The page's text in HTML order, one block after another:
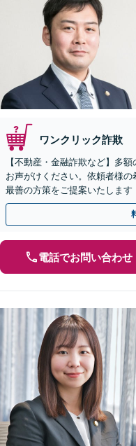
ワンクリック詐欺
【不動産・金融詐欺など】多
お声がけください。依頼者様
最善の方策をご提案いたします
電話でお問い合わせ